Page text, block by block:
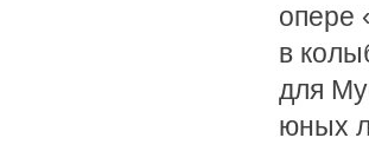
опере
в
для
юных